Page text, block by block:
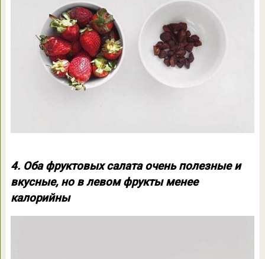
4. Оба фруктовых салата очень полезные и
вкусные, но в левом фрукты менее
калорийны